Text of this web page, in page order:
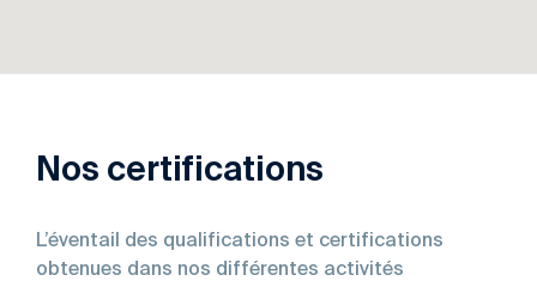
Nos certifications
L’éventail des qualifications et certifications
obtenues dans nos différentes activités